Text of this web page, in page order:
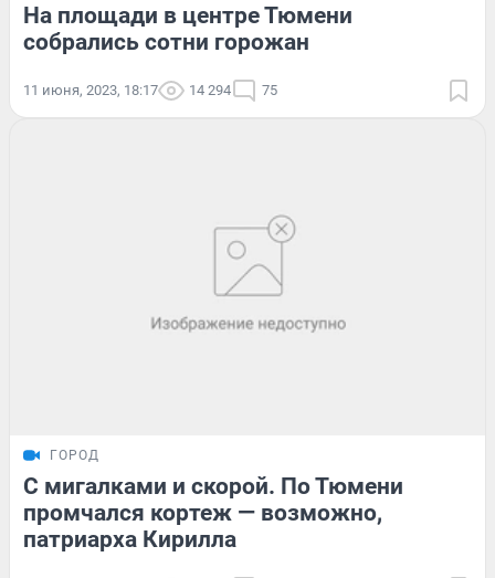
На площади в центре Тюмени
собрались сотни горожан
11 июня, 2023, 18:17 14 294 75
ГОРОД
С мигалками и скорой. По Тюмени
промчался кортеж — возможно,
патриарха Кирилла